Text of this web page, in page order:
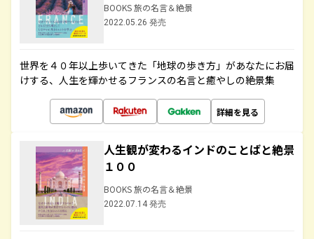
BOOKS 旅の名言＆絶景
2022.05.26 発売
世界を４０年以上歩いてきた「地球の歩き方」があなたにお届
けする、人生を輝かせるフランスの名言と癒やしの絶景集
詳細を見る
人生観が変わるインドのことばと絶景
１００
BOOKS 旅の名言＆絶景
2022.07.14 発売